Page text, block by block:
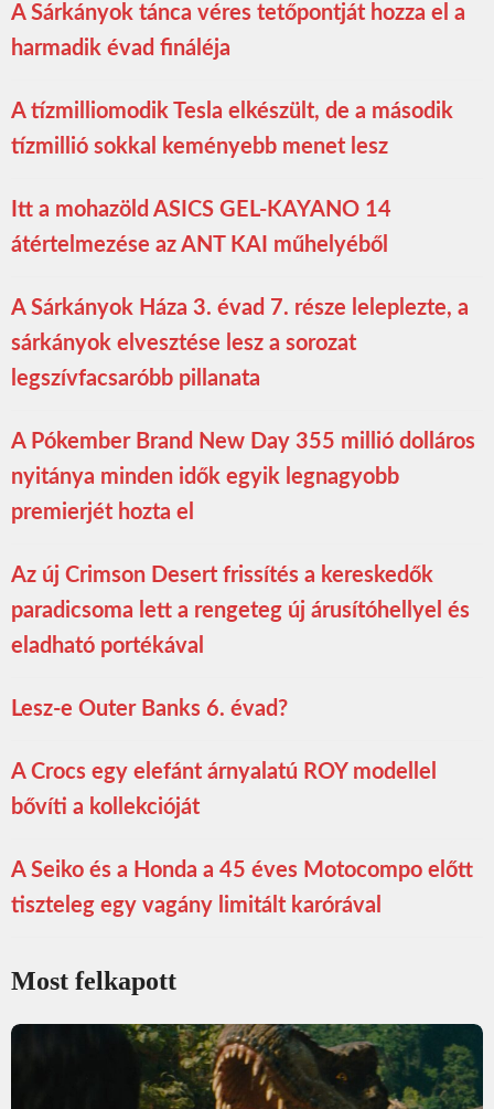
A Sárkányok tánca véres tetőpontját hozza el a
harmadik évad fináléja
A tízmilliomodik Tesla elkészült, de a második
tízmillió sokkal keményebb menet lesz
Itt a mohazöld ASICS GEL-KAYANO 14
átértelmezése az ANT KAI műhelyéből
A Sárkányok Háza 3. évad 7. része leleplezte, a
sárkányok elvesztése lesz a sorozat
legszívfacsaróbb pillanata
A Pókember Brand New Day 355 millió dolláros
nyitánya minden idők egyik legnagyobb
premierjét hozta el
Az új Crimson Desert frissítés a kereskedők
paradicsoma lett a rengeteg új árusítóhellyel és
eladható portékával
Lesz-e Outer Banks 6. évad?
A Crocs egy elefánt árnyalatú ROY modellel
bővíti a kollekcióját
A Seiko és a Honda a 45 éves Motocompo előtt
tiszteleg egy vagány limitált karórával
Most felkapott